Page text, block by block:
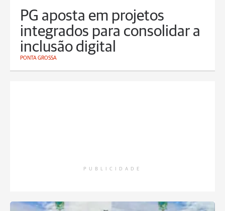
PG aposta em projetos
integrados para consolidar a
inclusão digital
PONTA GROSSA
PUBLICIDADE